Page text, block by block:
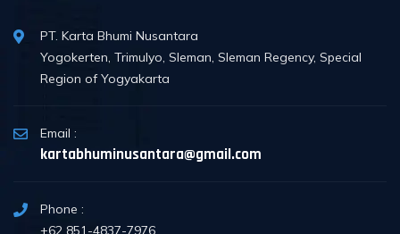
PT. Karta Bhumi Nusantara
Yogokerten, Trimulyo, Sleman, Sleman Regency, Special
Region of Yogyakarta
Email :
kartabhuminusantara@gmail.com
Phone :
+62 851-4837-7976